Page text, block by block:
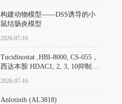
构建动物模型——DSS诱导的小
鼠结肠炎模型
2026-07-16
Tucidinostat ,HBI-8000, CS-055，
西达本胺 HDAC1, 2, 3, 10抑制剂
D808567) - DKM活性分子
2026-07-16
Anlotinib (AL3818)